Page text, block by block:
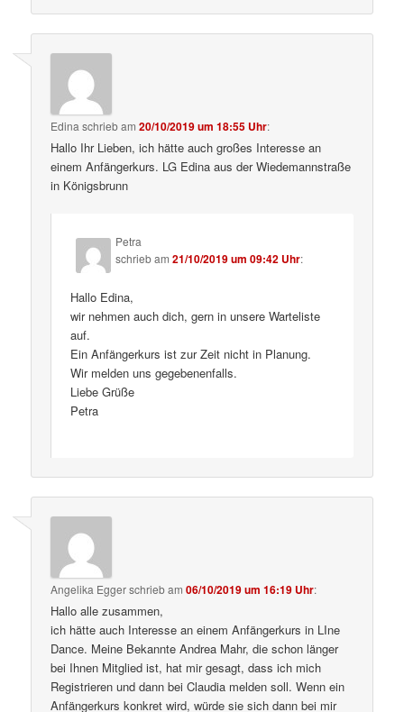
Edina schriebam20/10/2019 um 18:55 Uhr:
Hallo Ihr Lieben, ich hätte auch großes Interesse an
einem Anfängerkurs. LG Edina aus der Wiedemannstraße
in Königsbrunn
Petra
schriebam21/10/2019 um 09:42 Uhr:
Hallo Edina,
wir nehmen auch dich, gern in unsere Warteliste
auf.
Ein Anfängerkurs ist zur Zeit nicht in Planung.
Wir melden uns gegebenenfalls.
Liebe Grüße
Petra
Angelika Eggerschriebam06/10/2019 um 16:19 Uhr:
Hallo alle zusammen,
ich hätte auch Interesse an einem Anfängerkurs in LIne
Dance. Meine Bekannte Andrea Mahr, die schon länger
bei Ihnen Mitglied ist, hat mir gesagt, dass ich mich
Registrieren und dann bei Claudia melden soll. Wenn ein
Anfängerkurs konkret wird, würde sie sich dann bei mir